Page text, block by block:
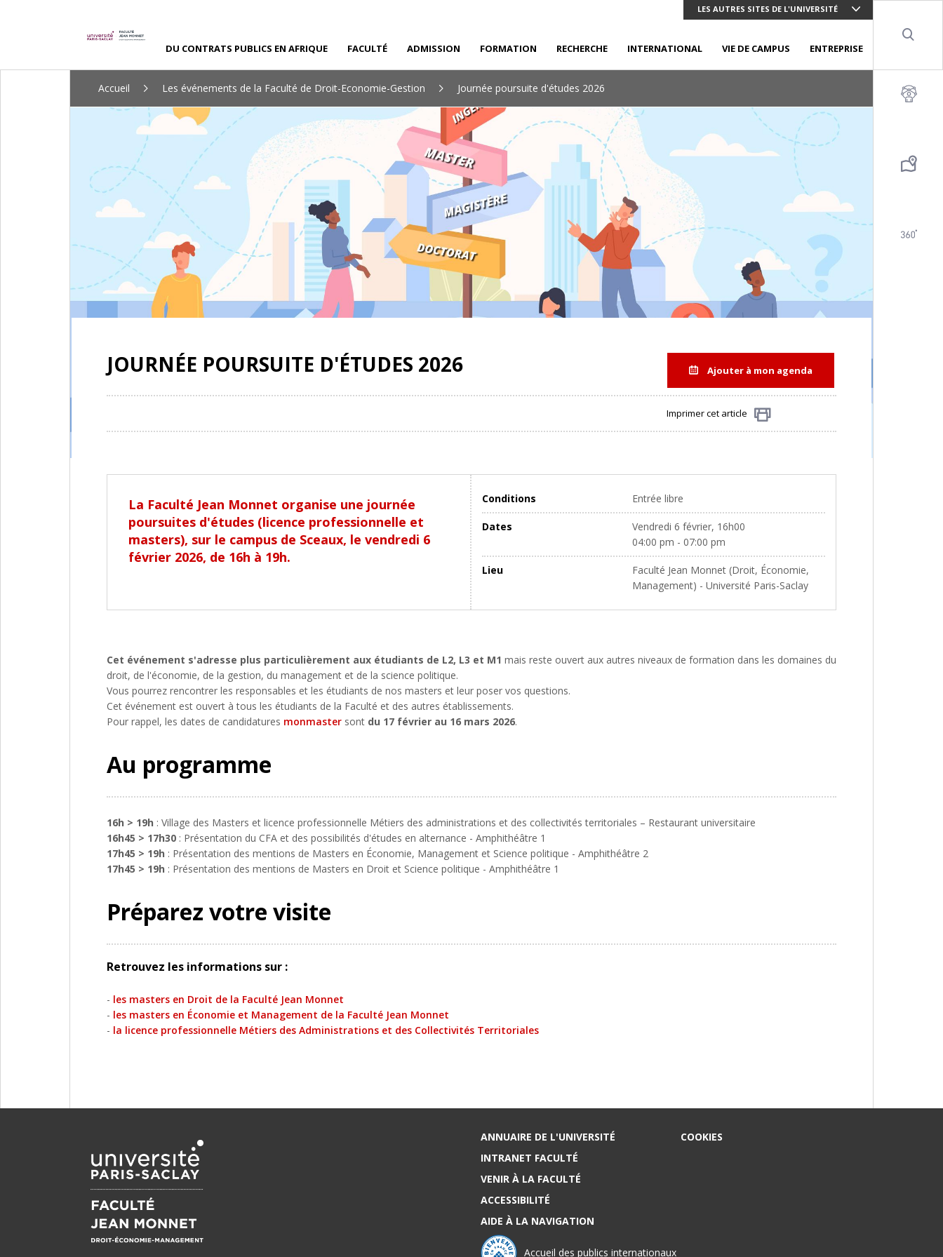
LES AUTRES SITES DE L'UNIVERSITÉ
DU CONTRATS PUBLICS EN AFRIQUE FACULTÉ ADMISSION FORMATION RECHERCHE INTERNATIONAL VIE DE CAMPUS ENTREPRISE
Accueil Les événements de la Faculté de Droit-Economie-Gestion Journée poursuite d'études 2026
JOURNÉE POURSUITE D'ÉTUDES 2026 Ajouter à mon agenda
Imprimer cet article
La Faculté Jean Monnet organise une journée
poursuites d'études (licence professionnelle et
masters), sur le campus de Sceaux, le vendredi 6
février 2026, de 16h à 19h.
Conditions Entrée libre
Dates
Vendredi 6 février, 16h00
04:00 pm - 07:00 pm
Lieu
Faculté Jean Monnet (Droit, Économie,
Management) - Université Paris-Saclay
Cet événement s'adresse plus particulièrement aux étudiants de L2, L3 et M1 mais reste ouvert aux autres niveaux de formation dans les domaines du
droit, de l'économie, de la gestion, du management et de la science politique.
Vous pourrez rencontrer les responsables et les étudiants de nos masters et leur poser vos questions.
Cet événement est ouvert à tous les étudiants de la Faculté et des autres établissements.
Pour rappel, les dates de candidatures monmaster sont du 17 février au 16 mars 2026.
Au programme
16h > 19h : Village des Masters et licence professionnelle Métiers des administrations et des collectivités territoriales – Restaurant universitaire
16h45 > 17h30 : Présentation du CFA et des possibilités d'études en alternance - Amphithéâtre 1
17h45 > 19h : Présentation des mentions de Masters en Économie, Management et Science politique - Amphithéâtre 2
17h45 > 19h : Présentation des mentions de Masters en Droit et Science politique - Amphithéâtre 1
Préparez votre visite
Retrouvez les informations sur :
- les masters en Droit de la Faculté Jean Monnet
- les masters en Économie et Management de la Faculté Jean Monnet
- la licence professionnelle Métiers des Administrations et des Collectivités Territoriales
ANNUAIRE DE L'UNIVERSITÉ
INTRANET FACULTÉ
VENIR À LA FACULTÉ
ACCESSIBILITÉ
AIDE À LA NAVIGATION
COOKIES
Accueil des publics internationaux